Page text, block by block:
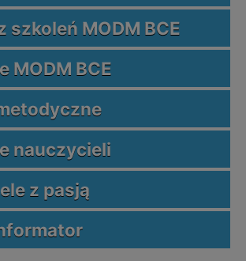
szkoleń MODM BCE
MODM BCE
nauczycieli
z pasją